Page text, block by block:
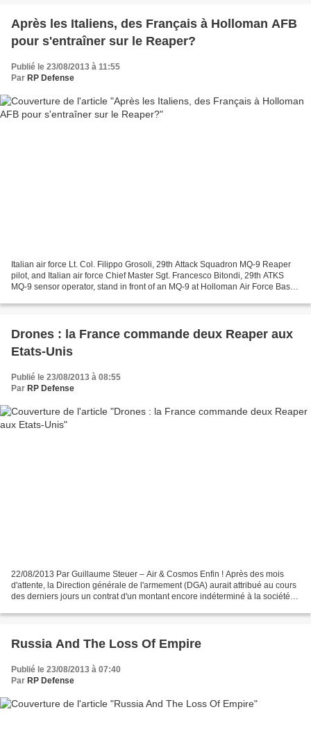
Après les Italiens, des Français à Holloman AFB
pour s'entraîner sur le Reaper?
Publié le 23/08/2013 à 11:55
Par RP Defense
Italian air force Lt. Col. Filippo Grosoli, 29th Attack Squadron MQ-9 Reaper
pilot, and Italian air force Chief Master Sgt. Francesco Bitondi, 29th ATKS
MQ-9 sensor operator, stand in front of an MQ-9 at Holloman Air Force Base,
Drones : la France commande deux Reaper aux
Etats-Unis
Publié le 23/08/2013 à 08:55
Par RP Defense
22/08/2013 Par Guillaume Steuer – Air & Cosmos Enfin ! Après des mois
d'attente, la Direction générale de l'armement (DGA) aurait attribué au cours
des derniers jours un contrat d'un montant encore indéterminé à la société
Russia And The Loss Of Empire
Publié le 23/08/2013 à 07:40
Par RP Defense